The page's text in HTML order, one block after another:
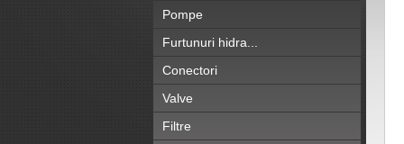
Pompe
Furtunuri hidra...
Conectori
Valve
Filtre